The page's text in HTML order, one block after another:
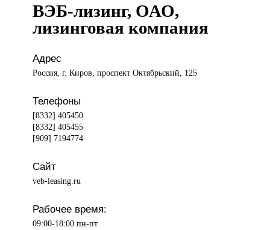
ВЭБ-лизинг, ОАО,
лизинговая компания
Адрес
Россия, г. Киров, проспект Октябрьский, 125
Телефоны
[8332] 405450
[8332] 405455
[909] 7194774
Сайт
veb-leasing.ru
Рабочее время:
09:00-18:00 пн-пт